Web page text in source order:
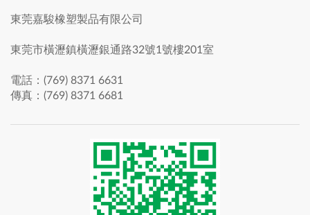
東莞嘉駿橡塑製品有限公司
東莞市橫瀝鎮橫瀝銀通路32號1號樓201室
電話：(769) 8371 6631
傳真：(769) 8371 6681